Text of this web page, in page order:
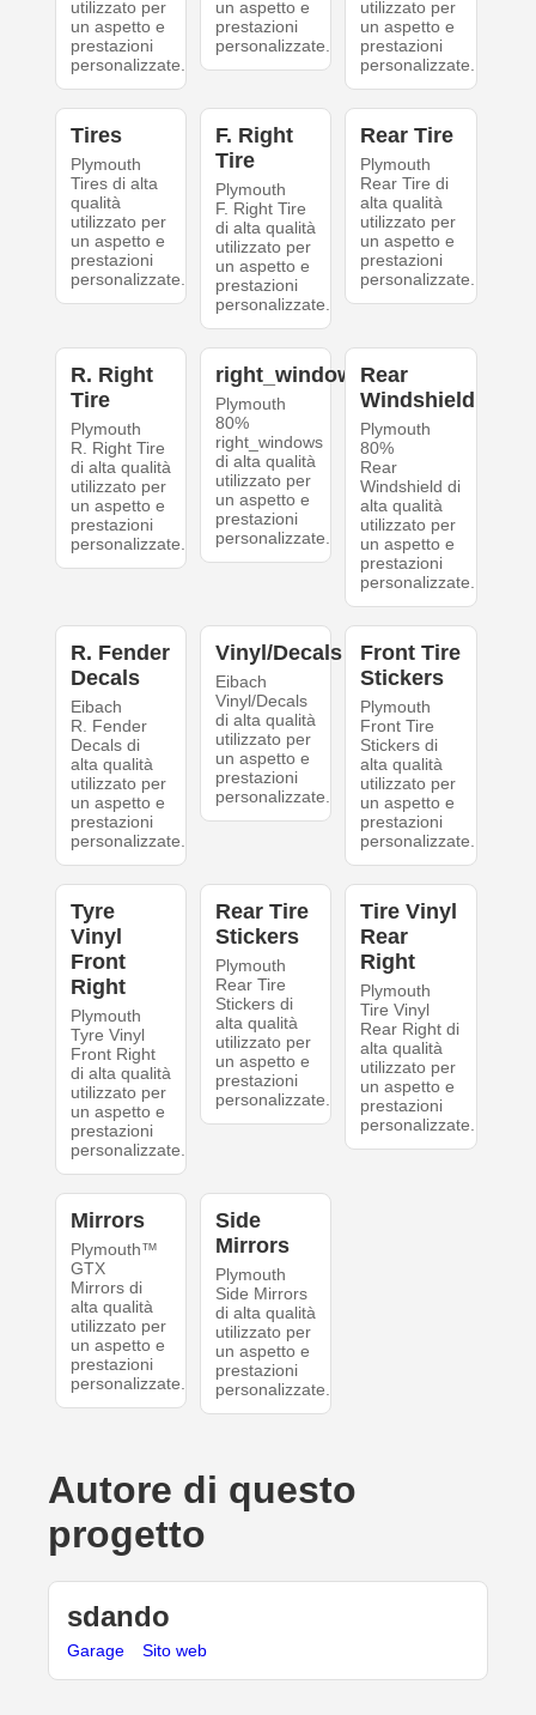
utilizzato per
un aspetto e
prestazioni
personalizzate.
un aspetto e
prestazioni
personalizzate.
utilizzato per
un aspetto e
prestazioni
personalizzate.
Tires
Plymouth
Tires di alta
qualità
utilizzato per
un aspetto e
prestazioni
personalizzate.
F. Right
Tire
Plymouth
F. Right Tire
di alta qualità
utilizzato per
un aspetto e
prestazioni
personalizzate.
Rear Tire
Plymouth
Rear Tire di
alta qualità
utilizzato per
un aspetto e
prestazioni
personalizzate.
R. Right
Tire
Plymouth
R. Right Tire
di alta qualità
utilizzato per
un aspetto e
prestazioni
personalizzate.
right_windows
Plymouth
80%
right_windows
di alta qualità
utilizzato per
un aspetto e
prestazioni
personalizzate.
Rear
Windshield
Plymouth
80%
Rear
Windshield di
alta qualità
utilizzato per
un aspetto e
prestazioni
personalizzate.
R. Fender
Decals
Eibach
R. Fender
Decals di
alta qualità
utilizzato per
un aspetto e
prestazioni
personalizzate.
Vinyl/Decals
Eibach
Vinyl/Decals
di alta qualità
utilizzato per
un aspetto e
prestazioni
personalizzate.
Front Tire
Stickers
Plymouth
Front Tire
Stickers di
alta qualità
utilizzato per
un aspetto e
prestazioni
personalizzate.
Tyre
Vinyl
Front
Right
Plymouth
Tyre Vinyl
Front Right
di alta qualità
utilizzato per
un aspetto e
prestazioni
personalizzate.
Rear Tire
Stickers
Plymouth
Rear Tire
Stickers di
alta qualità
utilizzato per
un aspetto e
prestazioni
personalizzate.
Tire Vinyl
Rear
Right
Plymouth
Tire Vinyl
Rear Right di
alta qualità
utilizzato per
un aspetto e
prestazioni
personalizzate.
Mirrors
Plymouth™
GTX
Mirrors di
alta qualità
utilizzato per
un aspetto e
prestazioni
personalizzate.
Side
Mirrors
Plymouth
Side Mirrors
di alta qualità
utilizzato per
un aspetto e
prestazioni
personalizzate.
Autore di questo
progetto
sdando
Garage Sito web